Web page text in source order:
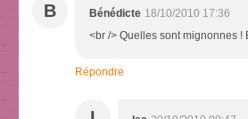
B Bénédicte 18/10/2010 17:36
<br /> Quelles sont mignonnes !
Répondre